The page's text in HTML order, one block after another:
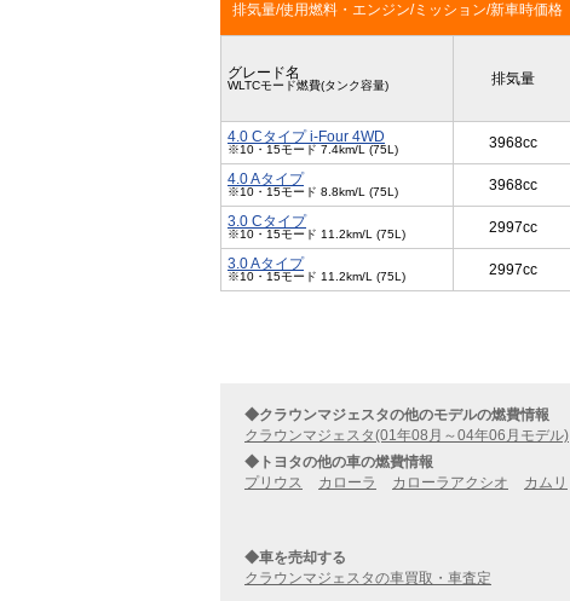
排気量/使用燃料・エンジン/ミッション/新車時価格
グレード名
WLTCモード燃費(タンク容量) 排気量
4.0 Cタイプ i-Four 4WD
※10・15モード 7.4km/L (75L) 3968cc
4.0 Aタイプ
※10・15モード 8.8km/L (75L) 3968cc
3.0 Cタイプ
※10・15モード 11.2km/L (75L) 2997cc
3.0 Aタイプ
※10・15モード 11.2km/L (75L) 2997cc
◆クラウンマジェスタの他のモデルの燃費情報
クラウンマジェスタ(01年08月～04年06月モデル)
◆トヨタの他の車の燃費情報
プリウス
カローラ カローラアクシオ カムリ
◆車を売却する
クラウンマジェスタの車買取・車査定